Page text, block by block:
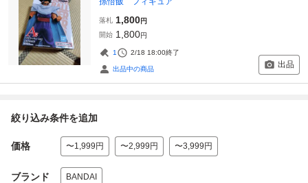
落札 1,800円
開始 1,800円
1 2/18 18:00終了
出品中の商品 出品
絞り込み条件を追加
価格 〜1,999円 〜2,999円 〜3,999円
ブランド BANDAI